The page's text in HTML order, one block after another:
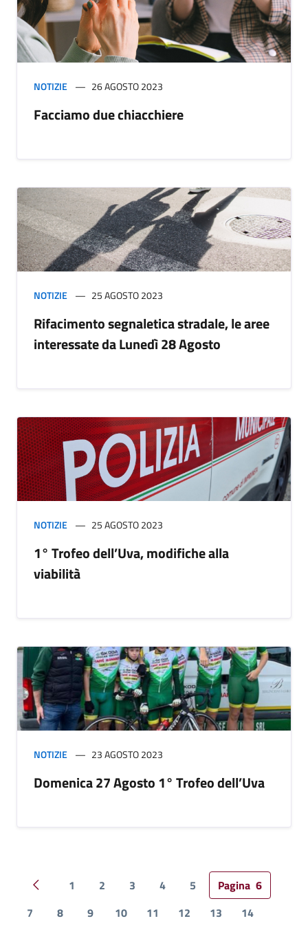
NOTIZIE 26 AGOSTO 2023
Facciamo due chiacchiere
NOTIZIE 25 AGOSTO 2023
Rifacimento segnaletica stradale, le aree
interessate da Lunedì 28 Agosto
NOTIZIE 25 AGOSTO 2023
1° Trofeo dell’Uva, modifiche alla
viabilità
NOTIZIE 23 AGOSTO 2023
Domenica 27 Agosto 1° Trofeo dell’Uva
Pagina precedente
1 2 3 4 5 Pagina 6
7
8 9 10 11 12 13
14